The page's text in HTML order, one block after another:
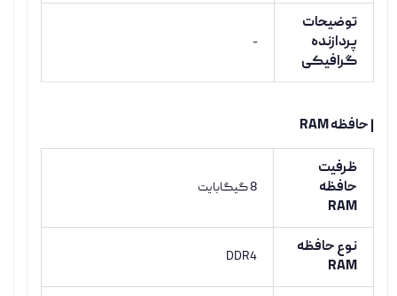
توضیحات
پردازنده
گرافیکی
-
| حافظه RAM
ظرفیت
حافظه
RAM
8 گیگابایت
نوع حافظه
RAM
DDR4